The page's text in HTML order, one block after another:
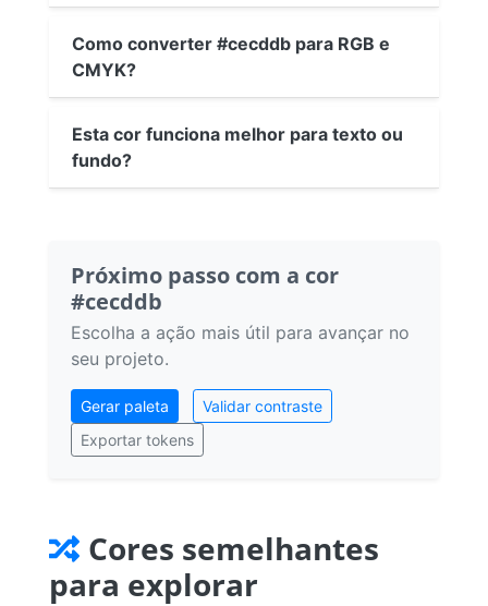
Como converter #cecddb para RGB e
CMYK?
Esta cor funciona melhor para texto ou
fundo?
Próximo passo com a cor
#cecddb
Escolha a ação mais útil para avançar no
seu projeto.
Gerar paleta
Validar contraste
Exportar tokens
Cores semelhantes
para explorar